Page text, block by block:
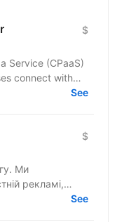
$
Service (CPaaS)
connect with
flexible,...
See
$
Ми
рекламі,
Україні, так і за
See